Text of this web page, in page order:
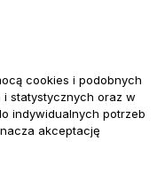
cookies i podobnych
statystycznych oraz w
indywidualnych potrzeb
akceptację